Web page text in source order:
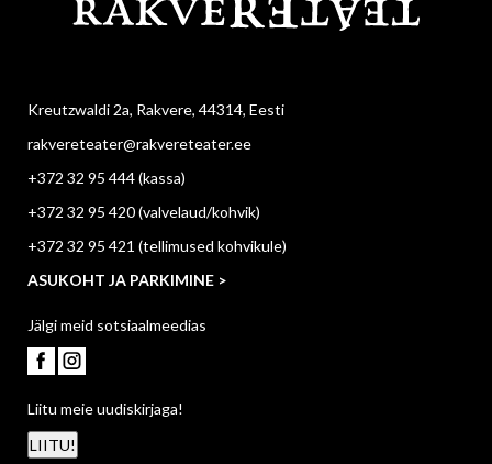
Kreutzwaldi 2a, Rakvere, 44314, Eesti
rakvereteater@rakvereteater.ee
+372 32 95 444(kassa)
+372 32 95 420(valvelaud/kohvik)
+372 32 95 421 (tellimused kohvikule)
ASUKOHT JA PARKIMINE >
Jälgi meid sotsiaalmeedias
Liitu meie uudiskirjaga!